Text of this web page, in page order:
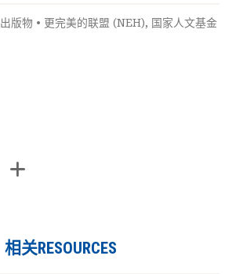
出版物 • 更完美的联盟 (NEH), 国家人文基金
相关RESOURCES